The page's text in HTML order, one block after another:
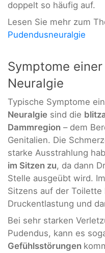
doppelt so häufig auf.
Lesen Sie mehr zum
Pudendusneuralgie
Symptome
Neuralgie
Typische Symptome
Neuralgie sind die
Dammregion – dem
Genitalien. Die
starke Ausstrahlung
im Sitzen zu, da dann
Stelle ausgeübt wird.
Sitzens auf der
Druckentlastung und
Bei sehr starken
Pudendus, kann es
Gefühlsstörungen